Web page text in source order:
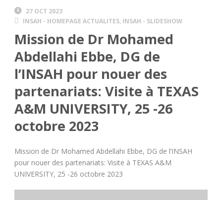
27 OCT 2023
INSAH - HOMEPAGE ACTUALITES, INSAH - SLIDESHOW
Mission de Dr Mohamed
Abdellahi Ebbe, DG de
l’INSAH pour nouer des
partenariats: Visite à TEXAS
A&M UNIVERSITY, 25 -26
octobre 2023
Mission de Dr Mohamed Abdellahi Ebbe, DG de l’INSAH
pour nouer des partenariats: Visite à TEXAS A&M
UNIVERSITY, 25 -26 octobre 2023